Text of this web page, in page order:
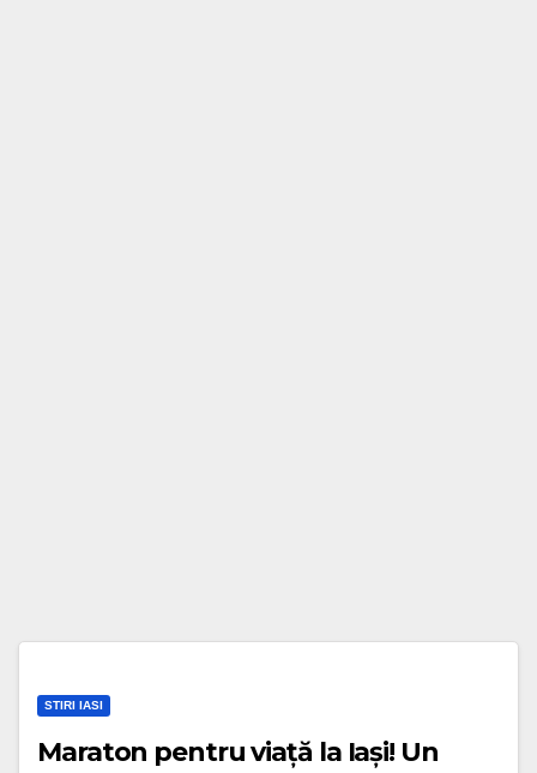
STIRI IASI
Maraton pentru viață la Iași! Un